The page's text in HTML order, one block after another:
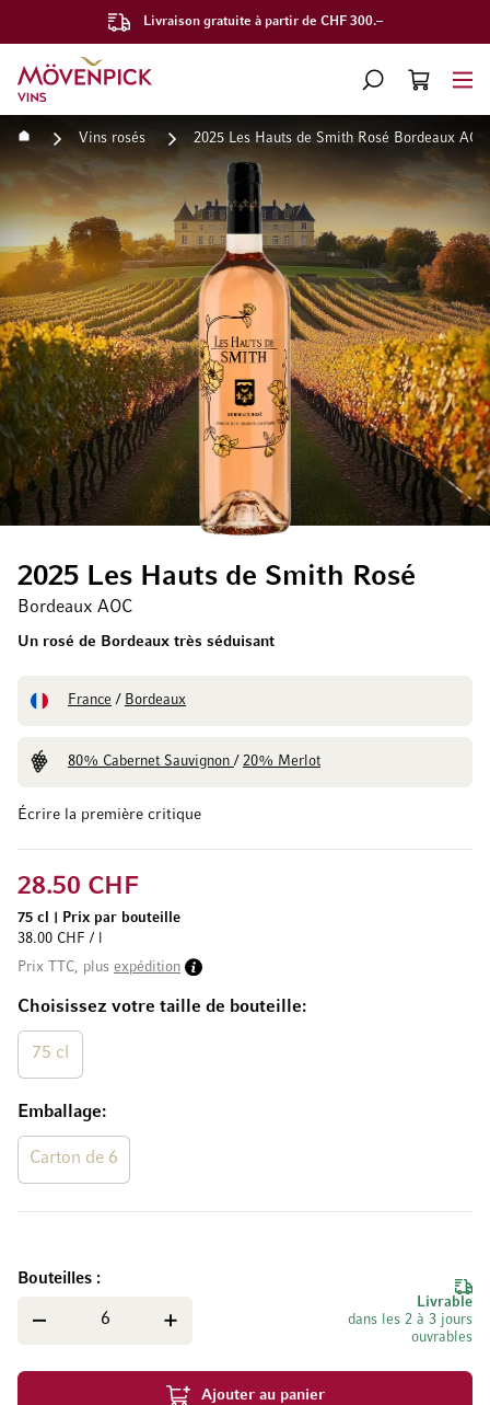
Livraison gratuite à partir de CHF 300.–
Aller à la page d'accueil
CHERCHERPANIER
Accueil Vins rosés 2025 Les Hauts de Smith Rosé Bordeaux AOC
Écrire la première critique
2025 Les Hauts de Smith Rosé
Bordeaux AOC
Un rosé de Bordeaux très séduisant
France / Bordeaux
80% Cabernet Sauvignon/ 20% Merlot
Choisissez votre taille de bouteille
75 cl
Emballage
Carton de 6
28.50 CHF
75 cl
Prix par bouteille
38.00 CHF / l
Prix TTC, plus expédition
Livrable
dans les 2 à 3 jours
ouvrables
Bouteilles
Ajouter au panier
Passer à la fin de la galerie d’images
Passer au début de la